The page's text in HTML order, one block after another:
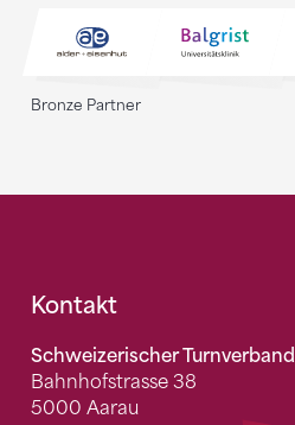
Bronze Partner
Fusszeile
Kontakt
Schweizerischer Turnverband
Bahnhofstrasse 38
5000 Aarau